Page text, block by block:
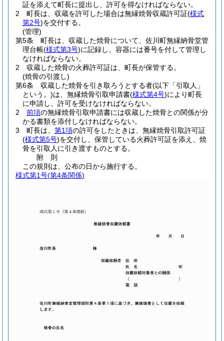
証を添えて町長に提出し、許可を得なければならない。
2
町長は、収蔵を許可した場合は無縁焼骨収蔵許可証(様式
第2号)を交付する。
(管理)
第5条
町長は、収蔵した焼骨について、佐川町無縁納骨堂管
理台帳(様式第3号)に記録し、容器には番号を付して管理し
なければならない。
2
収蔵した焼骨の火葬許可証は、町長が保管する。
(焼骨の引渡し)
第6条
収蔵した焼骨を引き取ろうとする者(以下「引取人」
という。)は、無縁焼骨引取申請書(様式第4号)により町長
に申請し、許可を受けなければならない。
2
前項の無縁焼骨引取申請書には収蔵した焼骨との関係が分
かる書類を添付しなければならない。
3
町長は、 第1項の許可をしたときは、無縁焼骨引取許可証
(様式第5号)を交付し、保管している火葬許可証を添え、焼
骨を引取人に引き渡すものとする。
附 則
この規則は、公布の日から施行する。
様式第1号(第4条関係)